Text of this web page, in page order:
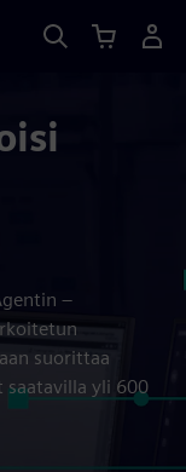
–
suorittaa
yli 600